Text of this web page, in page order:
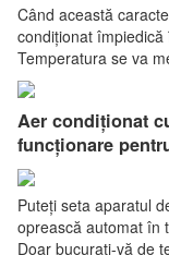
Când această
condiționat
Temperatura se va
Aer condiționat
funcționare
Puteți seta aparatul
oprească automat în
Doar bucurați-vă de